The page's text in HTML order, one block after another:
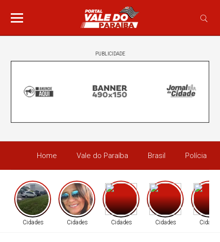
PUBLICIDADE
Home Vale do Paraíba Brasil Polícia
Cidades Cidades Cidades Cidades Cidades